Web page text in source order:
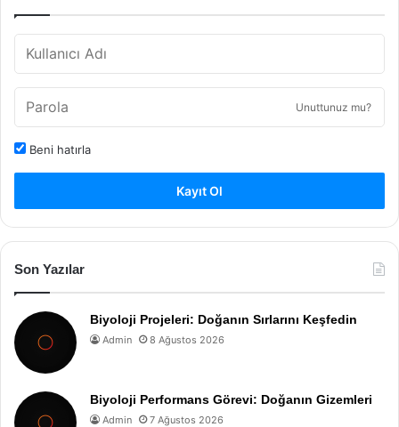
Unuttunuz mu?
Beni hatırla
Kayıt Ol
Son Yazılar
Biyoloji Projeleri: Doğanın Sırlarını Keşfedin
Admin 8 Ağustos 2026
Biyoloji Performans Görevi: Doğanın Gizemleri
Admin 7 Ağustos 2026